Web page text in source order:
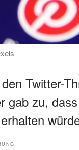
Twitter-
gab zu,